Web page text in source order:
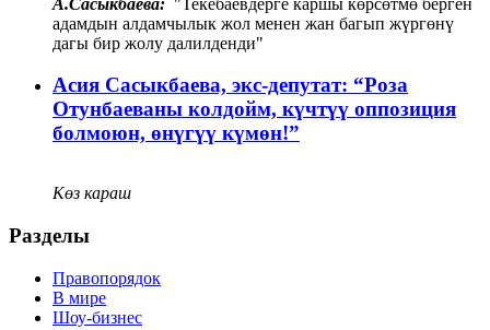
адамдын алдамчылык жол менен жан багып жүргөнү
дагы бир жолу далилденди"
Асия Сасыкбаева, экс-депутат:​​​​​​​ “Роза
Отунбаеваны колдойм, күчтүү оппозиция
болмоюн, өнүгүү күмөн!”
Көз караш
Разделы
Правопорядок
В мире
Шоу-бизнес